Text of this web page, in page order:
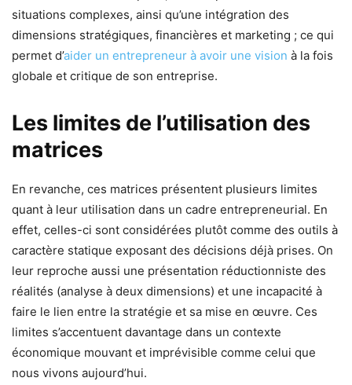
situations complexes, ainsi qu’une intégration des
dimensions stratégiques, financières et marketing ; ce qui
permet d’aider un entrepreneur à avoir une vision à la fois
globale et critique de son entreprise.
Les limites de l’utilisation des
matrices
En revanche, ces matrices présentent plusieurs limites
quant à leur utilisation dans un cadre entrepreneurial. En
effet, celles-ci sont considérées plutôt comme des outils à
caractère statique exposant des décisions déjà prises. On
leur reproche aussi une présentation réductionniste des
réalités (analyse à deux dimensions) et une incapacité à
faire le lien entre la stratégie et sa mise en œuvre. Ces
limites s’accentuent davantage dans un contexte
économique mouvant et imprévisible comme celui que
nous vivons aujourd’hui.